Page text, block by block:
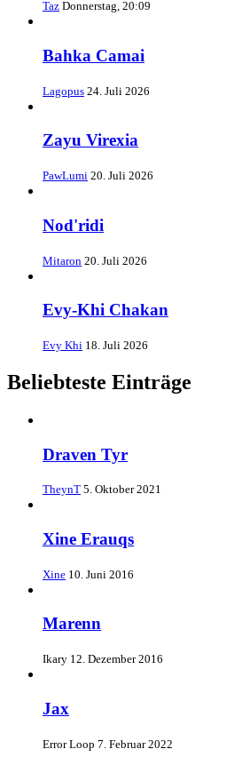
Taz Donnerstag, 20:09
Bahka Camai
Lagopus 24. Juli 2026
Zayu Virexia
PawLumi 20. Juli 2026
Nod'ridi
Mitaron 20. Juli 2026
Evy-Khi Chakan
Evy Khi 18. Juli 2026
Beliebteste Einträge
Draven Tyr
TheynT 5. Oktober 2021
Xine Erauqs
Xine 10. Juni 2016
Marenn
Ikary 12. Dezember 2016
Jax
Error Loop 7. Februar 2022